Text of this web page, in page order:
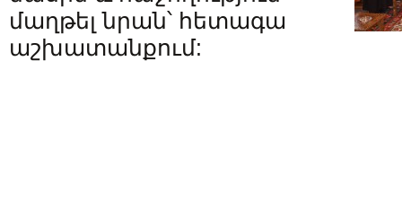
մաղթել նրան՝ հետագա
աշխատանքում: